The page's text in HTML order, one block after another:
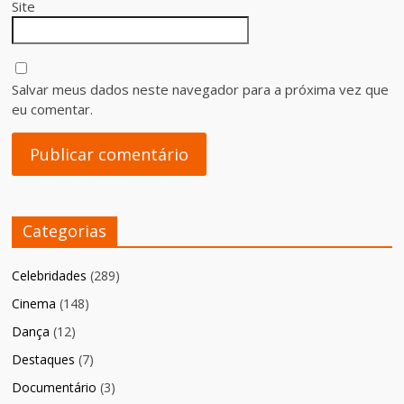
Site
Salvar meus dados neste navegador para a próxima vez que
eu comentar.
Categorias
Celebridades (289)
Cinema (148)
Dança (12)
Destaques (7)
Documentário (3)